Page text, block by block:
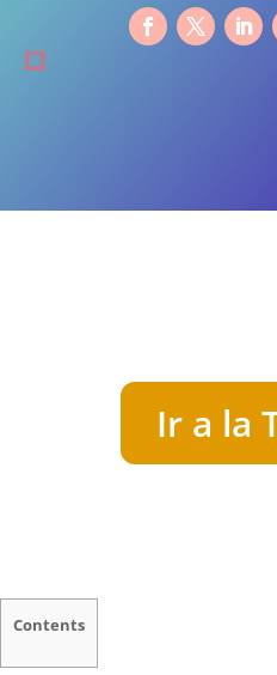
Ir a la
Contents